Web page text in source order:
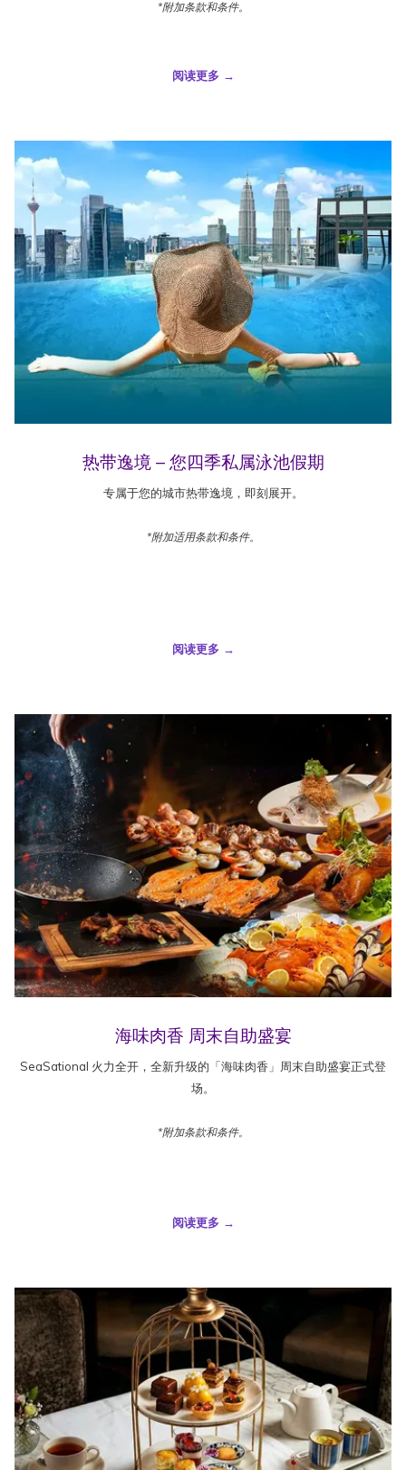
*附加条款和条件。
阅读更多
热带逸境 – 您四季私属泳池假期
专属于您的城市热带逸境，即刻展开。
*附加适用条款和条件。
阅读更多
海味肉香 周末自助盛宴
SeaSational 火力全开，全新升级的「海味肉香」周末自助盛宴正式登
场。
*附加条款和条件。
阅读更多